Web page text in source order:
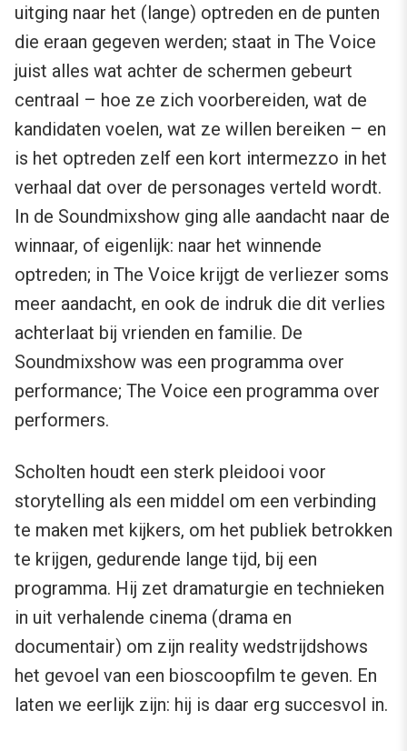
uitging naar het (lange) optreden en de punten
die eraan gegeven werden; staat in The Voice
juist alles wat achter de schermen gebeurt
centraal – hoe ze zich voorbereiden, wat de
kandidaten voelen, wat ze willen bereiken – en
is het optreden zelf een kort intermezzo in het
verhaal dat over de personages verteld wordt.
In de Soundmixshow ging alle aandacht naar de
winnaar, of eigenlijk: naar het winnende
optreden; in The Voice krijgt de verliezer soms
meer aandacht, en ook de indruk die dit verlies
achterlaat bij vrienden en familie. De
Soundmixshow was een programma over
performance; The Voice een programma over
performers.
Scholten houdt een sterk pleidooi voor
storytelling als een middel om een verbinding
te maken met kijkers, om het publiek betrokken
te krijgen, gedurende lange tijd, bij een
programma. Hij zet dramaturgie en technieken
in uit verhalende cinema (drama en
documentair) om zijn reality wedstrijdshows
het gevoel van een bioscoopfilm te geven. En
laten we eerlijk zijn: hij is daar erg succesvol in.